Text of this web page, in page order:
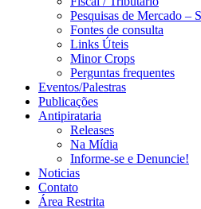
Pesquisas de Mercado –
Fontes de consulta
Links Úteis
Minor Crops
Perguntas frequentes
Eventos/Palestras
Publicações
Antipirataria
Releases
Na Mídia
Informe-se e Denuncie!
Noticias
Contato
Área Restrita